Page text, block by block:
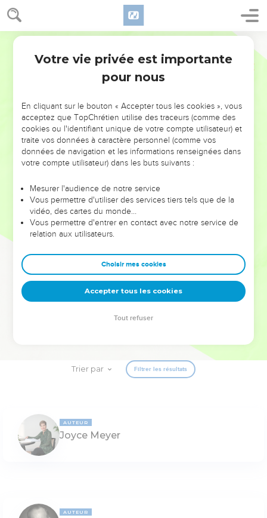
NE MANQUEZ PAS L’ÉVÉNEMENT
DE L’ANNÉE !
ET SI LEURS ERREURS POUVAIENT VOUS ÉVITER LES
VOTRES ?
leur foi ou leur vision. Mais on voit moins les doutes, les erreurs
et les saisons difficiles qu'ils ont traversés, alors même que ce
sont elles qui les ont façonnés.
Dans cette conférence, leaders, entrepreneurs, et responsables
clés pour avancer avec plus de sagesse afin que leurs erreurs
deviennent vos tremplins. Que vous guidiez un ministère, une
équipe, un groupe ou une famille, leur expérience est faite
pour vous.
Trier par Filtrer les résultats
AUTEUR
Joyce Meyer
AUTEUR
Votre vie privée est importante
pour nous
En cliquant sur le bouton « Accepter tous les cookies », vous
acceptez que TopChrétien utilise des traceurs (comme des
cookies ou l'identifiant unique de votre compte utilisateur) et
traite vos données à caractère personnel (comme vos
données de navigation et les informations renseignées dans
votre compte utilisateur) dans les buts suivants :
Mesurer l'audience de notre service
Vous permettre d'utiliser des services tiers tels que de la
vidéo, des cartes du monde…
Vous permettre d'entrer en contact avec notre service de
relation aux utilisateurs.
Choisir mes cookies
Accepter tous les cookies
Tout refuser